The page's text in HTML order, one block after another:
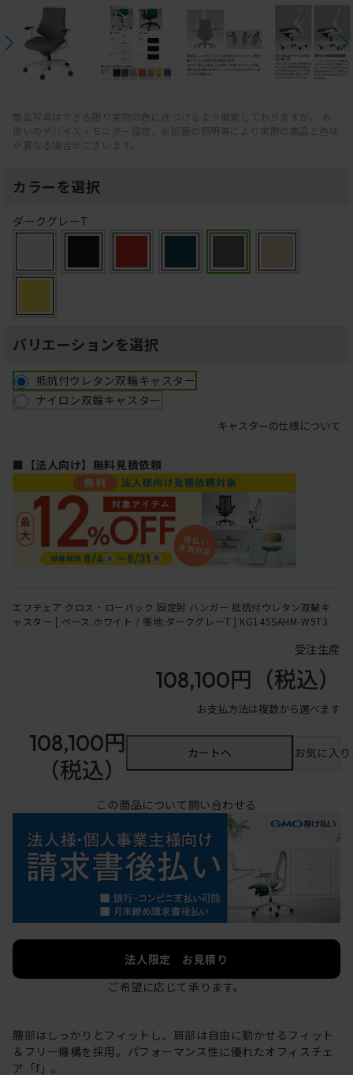
商品写真はできる限り実物の色に近づけるよう徹底しておりますが、 お
使いのデバイス・モニター設定、お部屋の照明等により実際の商品と色味
が異なる場合がございます。
カラーを選択
ダークグレーT
バリエーションを選択
抵抗付ウレタン双輪キャスター
ナイロン双輪キャスター
キャスターの仕様について
■【法人向け】無料見積依頼
エフチェア クロス・ローバック 固定肘 ハンガー 抵抗付ウレタン双輪キ
ャスター [ ベース:ホワイト / 張地:ダークグレーT ] KG145SAHM-W9T3
受注生産
108,100円 （税込）
お支払方法は複数から選べます
108,100円
（税込）
カートへ お気に入
この商品について問い合わせる
法人限定 お見積り
ご希望に応じて承ります。
腰部はしっかりとフィットし、肩部は自由に動かせるフィット
＆フリー機構を採用。パフォーマンス性に優れたオフィスチェ
ア「f」。